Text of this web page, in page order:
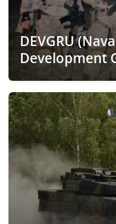
DEVGRU
Development